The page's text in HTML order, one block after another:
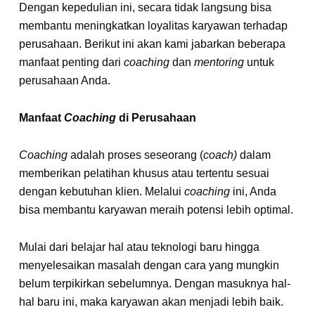
Dengan kepedulian ini, secara tidak langsung bisa
membantu meningkatkan loyalitas karyawan terhadap
perusahaan. Berikut ini akan kami jabarkan beberapa
manfaat penting dari coaching dan mentoringuntuk
perusahaan Anda.
Manfaat Coaching di Perusahaan
Coachingadalah proses seseorang (coach) dalam
memberikan pelatihan khusus atau tertentu sesuai
dengan kebutuhan klien. Melalui coachingini, Anda
bisa membantu karyawan meraih potensi lebih optimal.
Mulai dari belajar hal atau teknologi baru hingga
menyelesaikan masalah dengan cara yang mungkin
belum terpikirkan sebelumnya. Dengan masuknya hal-
hal baru ini, maka karyawan akan menjadi lebih baik.